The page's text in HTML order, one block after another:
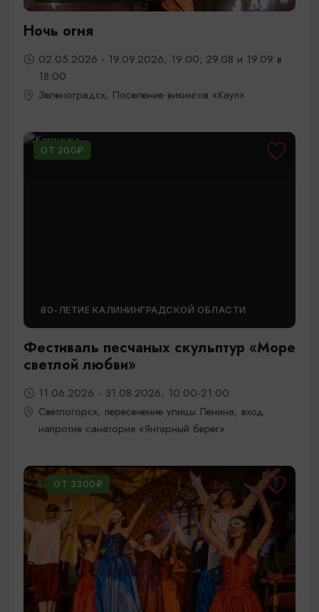
Ночь огня
02.05.2026 - 19.09.2026, 19:00; 29.08 и 19.09 в
18:00
Зеленоградск, Поселение викингов «Кауп»
ОТ 200₽
80-ЛЕТИЕ КАЛИНИНГРАДСКОЙ ОБЛАСТИ
Фестиваль песчаных скульптур «Море
светлой любви»
11.06.2026 - 31.08.2026, 10:00-21:00
Светлогорск, пересечение улицы Ленина, вход
напротив санатория «Янтарный берег»
ОТ 3300₽